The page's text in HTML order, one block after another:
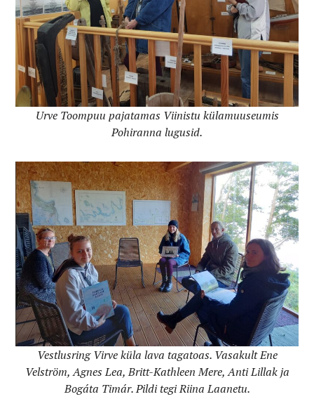
Urve Toompuu pajatamas Viinistu külamuuseumis
Pohiranna lugusid.
Vestlusring Virve küla lava tagatoas. Vasakult Ene
Velström, Agnes Lea, Britt-Kathleen Mere, Anti Lillak ja
Bogáta Timár. Pildi tegi Riina Laanetu.